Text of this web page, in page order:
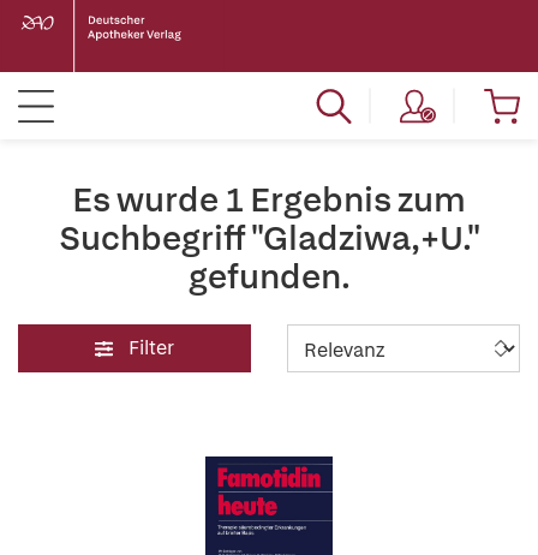
Es wurde 1 Ergebnis zum
Suchbegriff "Gladziwa,+U."
gefunden.
Filter